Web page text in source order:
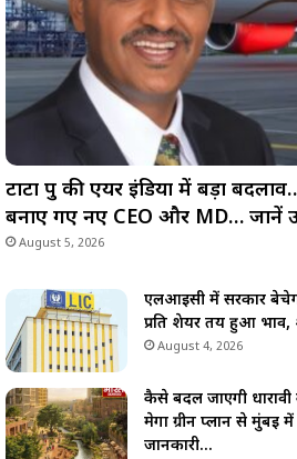
टाटा ग्रुप की एयर इंडिया में बड़ा
बनाए गए नए CEO और MD… जानें
August 5, 2026
एलआईसी में सरकार
प्रति शेयर तय हुआ भाव,
August 4, 2026
कैसे बदल जाएगी
मेगा ग्रीन प्लान से
जानकारी…